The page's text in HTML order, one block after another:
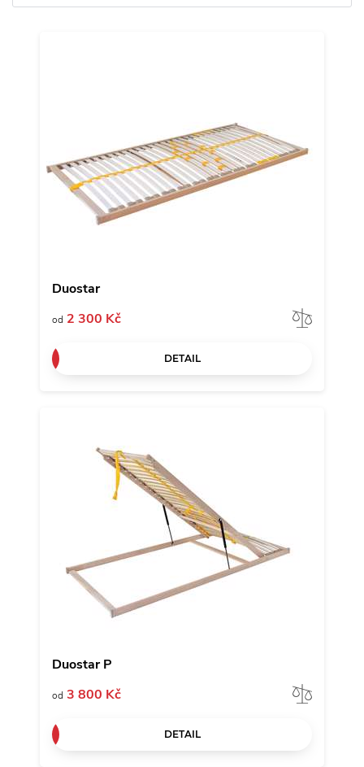
Duostar
od 2 300 Kč
DETAIL
Duostar P
od 3 800 Kč
DETAIL